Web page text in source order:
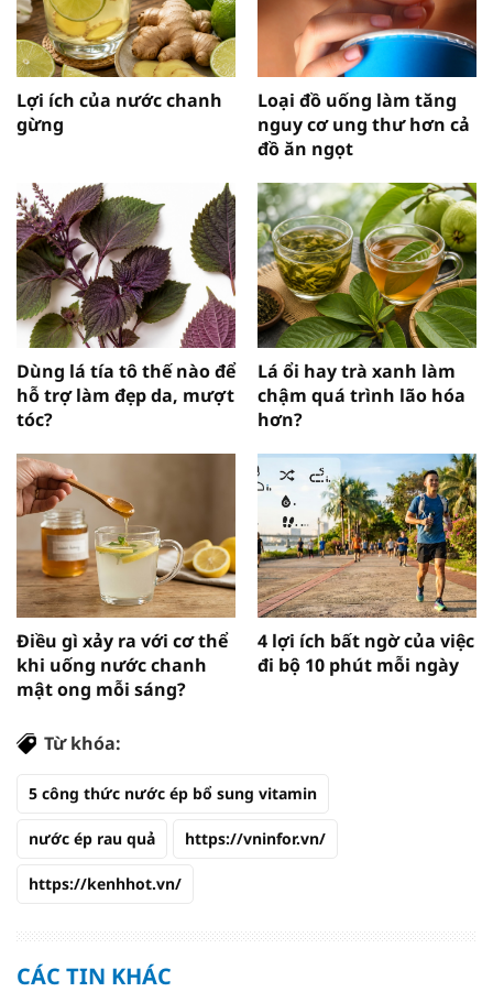
Lợi ích của nước chanh
gừng
Loại đồ uống làm tăng
nguy cơ ung thư hơn cả
đồ ăn ngọt
Dùng lá tía tô thế nào để
hỗ trợ làm đẹp da, mượt
tóc?
Lá ổi hay trà xanh làm
chậm quá trình lão hóa
hơn?
Điều gì xảy ra với cơ thể
khi uống nước chanh
mật ong mỗi sáng?
4 lợi ích bất ngờ của việc
đi bộ 10 phút mỗi ngày
Từ khóa:
5 công thức nước ép bổ sung vitamin
nước ép rau quả https://vninfor.vn/
https://kenhhot.vn/
CÁC TIN KHÁC